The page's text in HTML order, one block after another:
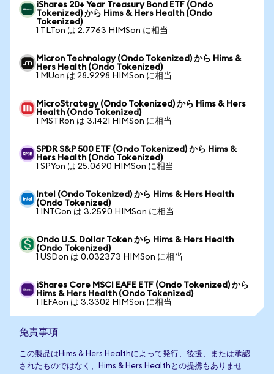
iShares 20+ Year Treasury Bond ETF (Ondo
Tokenized) から Hims & Hers Health (Ondo
Tokenized)
1 TLTon は 2.7763 HIMSon に相当
Micron Technology (Ondo Tokenized) から Hims &
Hers Health (Ondo Tokenized)
1 MUon は 28.9298 HIMSon に相当
MicroStrategy (Ondo Tokenized) から Hims & Hers
Health (Ondo Tokenized)
1 MSTRon は 3.1421 HIMSon に相当
SPDR S&P 500 ETF (Ondo Tokenized) から Hims &
Hers Health (Ondo Tokenized)
1 SPYon は 25.0690 HIMSon に相当
Intel (Ondo Tokenized) から Hims & Hers Health
(Ondo Tokenized)
1 INTCon は 3.2590 HIMSon に相当
Ondo U.S. Dollar Token から Hims & Hers Health
(Ondo Tokenized)
1 USDon は 0.032373 HIMSon に相当
iShares Core MSCI EAFE ETF (Ondo Tokenized) から
Hims & Hers Health (Ondo Tokenized)
1 IEFAon は 3.3302 HIMSon に相当
免責事項
この製品はHims & Hers Healthによって発行、後援、または承認
されたものではなく、Hims & Hers Healthとの提携もありませ